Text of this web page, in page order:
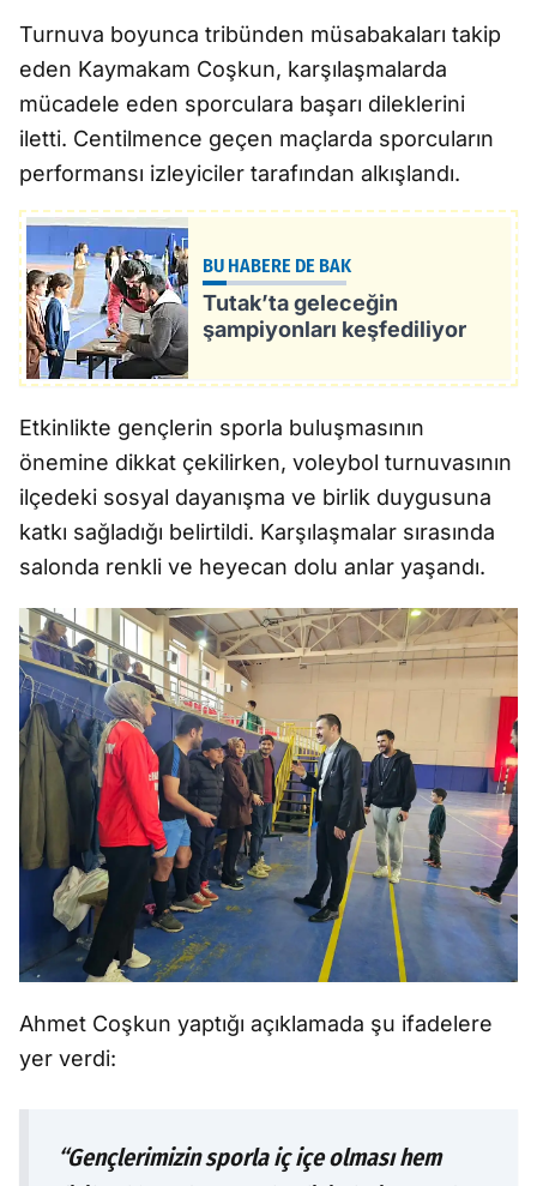
Turnuva boyunca tribünden müsabakaları takip
eden Kaymakam Coşkun, karşılaşmalarda
mücadele eden sporculara başarı dileklerini
iletti. Centilmence geçen maçlarda sporcuların
performansı izleyiciler tarafından alkışlandı.
BU HABERE DE BAK
Tutak’ta geleceğin
şampiyonları keşfediliyor
Etkinlikte gençlerin sporla buluşmasının
önemine dikkat çekilirken, voleybol turnuvasının
ilçedeki sosyal dayanışma ve birlik duygusuna
katkı sağladığı belirtildi. Karşılaşmalar sırasında
salonda renkli ve heyecan dolu anlar yaşandı.
Ahmet Coşkun yaptığı açıklamada şu ifadelere
yer verdi:
“Gençlerimizin sporla iç içe olması hem